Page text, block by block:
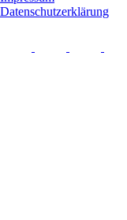
Datenschutzerklärung